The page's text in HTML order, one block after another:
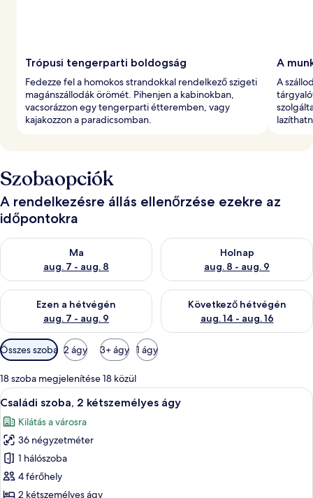
Trópusi tengerparti boldogság
Fedezze fel a homokos strandokkal rendelkező szigeti
magánszállodák örömét. Pihenjen a kabinokban,
vacsorázzon egy tengerparti étteremben, vagy
kajakozzon a paradicsomban.
A
A
Szobaopciók
A rendelkezésre állás ellenőrzése ezekre az
időpontokra
Ma
aug. 7 - aug. 8
A ma esti rendelkezésre állás ellenőrzése: aug. 7 - aug. 8
Holnap
aug. 8 - aug. 9
A holnapi rendelkezésre állás
Ezen a hétvégén
aug. 7 - aug. 9
A mostani hétvégi rendelkezésre állás ellenőrzése: aug. 7 -
Következő hétvégén
aug. 14 - aug. 16
A következő hétvégi
Szobákhoz
rendelkezésre
álló
szűrők
Összes szoba 2 ágy 3+ ágy 1 ágy
18 szoba megjelenítése 18 közül
A
következő
szoba
összes
képének
megtekintése:
Családi
Egy kétágyas szoba, íróasztallal,
10
Családi szoba, 2 kétszemélyes ágy
Kilátás a városra
36 négyzetméter
1 hálószoba
4 férőhely
2 kétszemélyes ágy